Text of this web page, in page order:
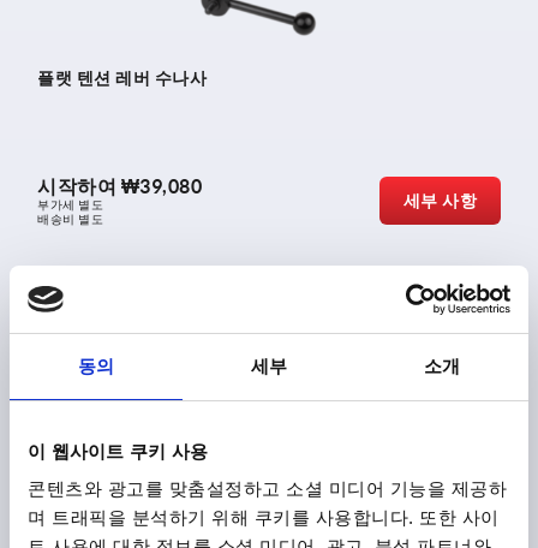
동의 세부 소개
이 웹사이트 쿠키 사용
콘텐츠와 광고를 맞춤설정하고 소셜 미디어 기능을 제공하
며 트래픽을 분석하기 위해 쿠키를 사용합니다. 또한 사이
플랫 텐션 레버 수나사
시작하여 ₩39,080
부가세 별도
배송비 별도
세부 사항
K0129
플랫 텐션 레버 스테인레스 스틸 암나사